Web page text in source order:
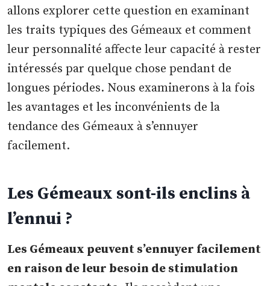
allons explorer cette question en examinant
les traits typiques des Gémeaux et comment
leur personnalité affecte leur capacité à rester
intéressés par quelque chose pendant de
longues périodes. Nous examinerons à la fois
les avantages et les inconvénients de la
tendance des Gémeaux à s’ennuyer
facilement.
Les Gémeaux sont-ils enclins à
l’ennui ?
Les Gémeaux peuvent s’ennuyer facilement
en raison de leur besoin de stimulation